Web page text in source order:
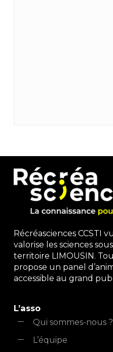
Récréasciences CCSTI
valorise les sciences
territoire LIMOUSIN.
propose un panel
accessible au grand
L’asso
Qui sommes-nous ?
L’équipe